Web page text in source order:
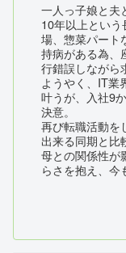
一人っ子娘と夫
10年以上とい
場、惣菜パート
持病がある為、
行錯誤しながら
ようやく、IT業
叶うが、入社9
決意。
再び転職活動を
出来る同期と比
母との関係性が
らさを抱え、今